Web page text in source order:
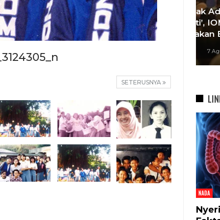
SETERUSNYA
‘Agar Tak Ada Mimpi Yang
Terhenti’, IOM ITB Perkuat
Gerakan Beasiswa…
NADA